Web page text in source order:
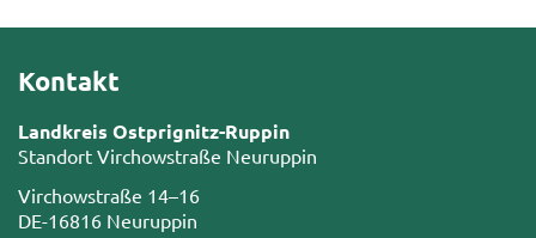
Kontakt
Landkreis Ostprignitz-Ruppin
Standort Virchowstraße Neuruppin
Virchowstraße 14–16
DE-16816 Neuruppin